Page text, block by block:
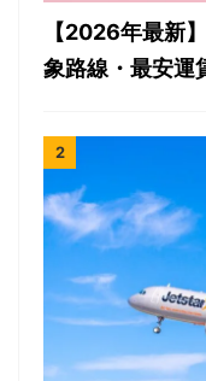
【2026年最新
象路線・最安運